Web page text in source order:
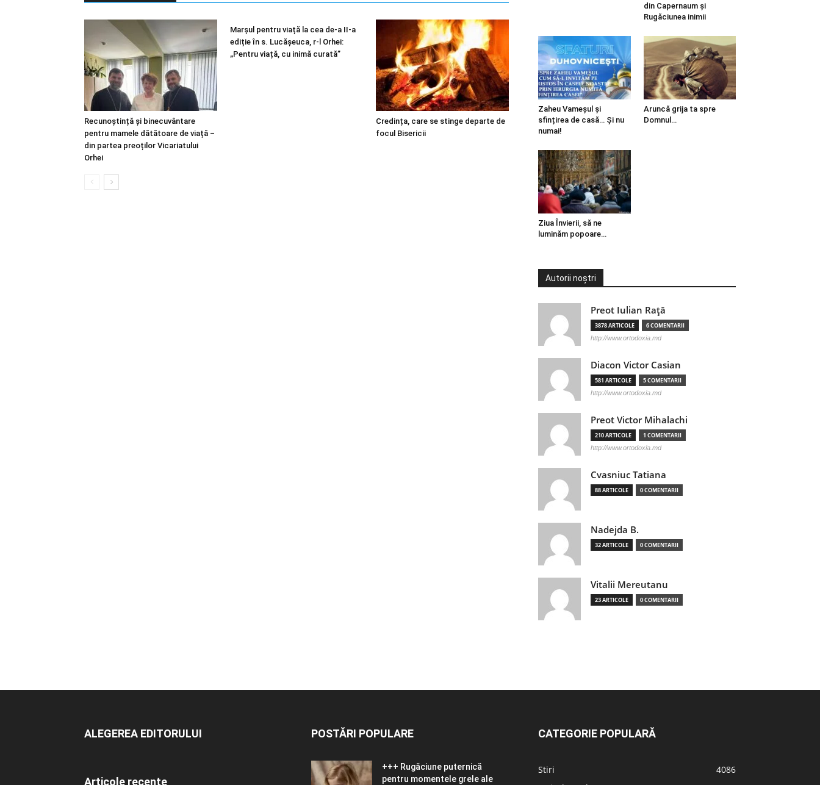
Recunoștință și binecuvântare
pentru mamele dătătoare de viață –
din partea preoților Vicariatului
Orhei
Marșul pentru viață la cea de-a II-a
ediție în s. Lucășeuca, r-l Orhei:
„Pentru viață, cu inimă curată”
Credința, care se stinge departe de
focul Bisericii
din Capernaum și
Rugăciunea inimii
Zaheu Vameșul și
sfințirea de casă… Și nu
numai!
Aruncă grija ta spre
Domnul…
Ziua Învierii, să ne
luminăm popoare…
Autorii noștri
Preot Iulian Raţă
3878 ARTICOLE 6 COMENTARII
http://www.ortodoxia.md
Diacon Victor Casian
581 ARTICOLE 5 COMENTARII
http://www.ortodoxia.md
Preot Victor Mihalachi
210 ARTICOLE 1 COMENTARII
http://www.ortodoxia.md
Cvasniuc Tatiana
88 ARTICOLE 0 COMENTARII
Nadejda B.
32 ARTICOLE 0 COMENTARII
Vitalii Mereutanu
23 ARTICOLE 0 COMENTARII
ALEGEREA EDITORULUI
Articole recente
POSTĂRI POPULARE
+++ Rugăciune puternică
pentru momentele grele ale
CATEGORIE POPULARĂ
Stiri
4086